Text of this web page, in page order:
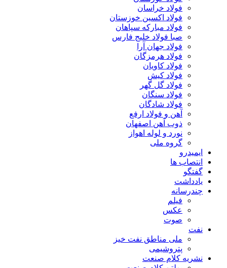
فولاد خراسان
فولاد اکسین خوزستان
فولاد مبارکه سپاهان
صبا فولاد خلیج فارس
فولاد جهان آرا
فولاد هرمزگان
فولاد کاویان
فولاد کیش
فولاد گل گهر
فولاد سنگان
فولاد شادگان
آهن و فولاد ارفع
ذوب آهن اصفهان
نورد و لوله اهواز
گروه ملی
ایمیدرو
انتصاب ها
گفتگو
یادداشت
چندرسانه
فیلم
عکس
صوت
نفت
ملی مناطق نفت خیز
پتروشیمی
نشریه کلام صنعت